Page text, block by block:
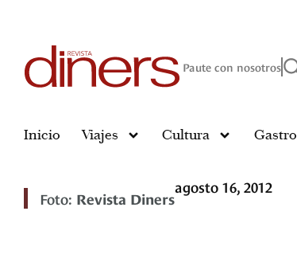
Paute con nosotros
Inicio Viajes Cultura
Foto: Revista Diners
agosto 16, 2012